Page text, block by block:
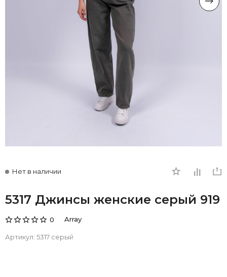
Нет в наличии
5317 Джинсы женские серый 919
0 Array
Артикул: 5317 серый